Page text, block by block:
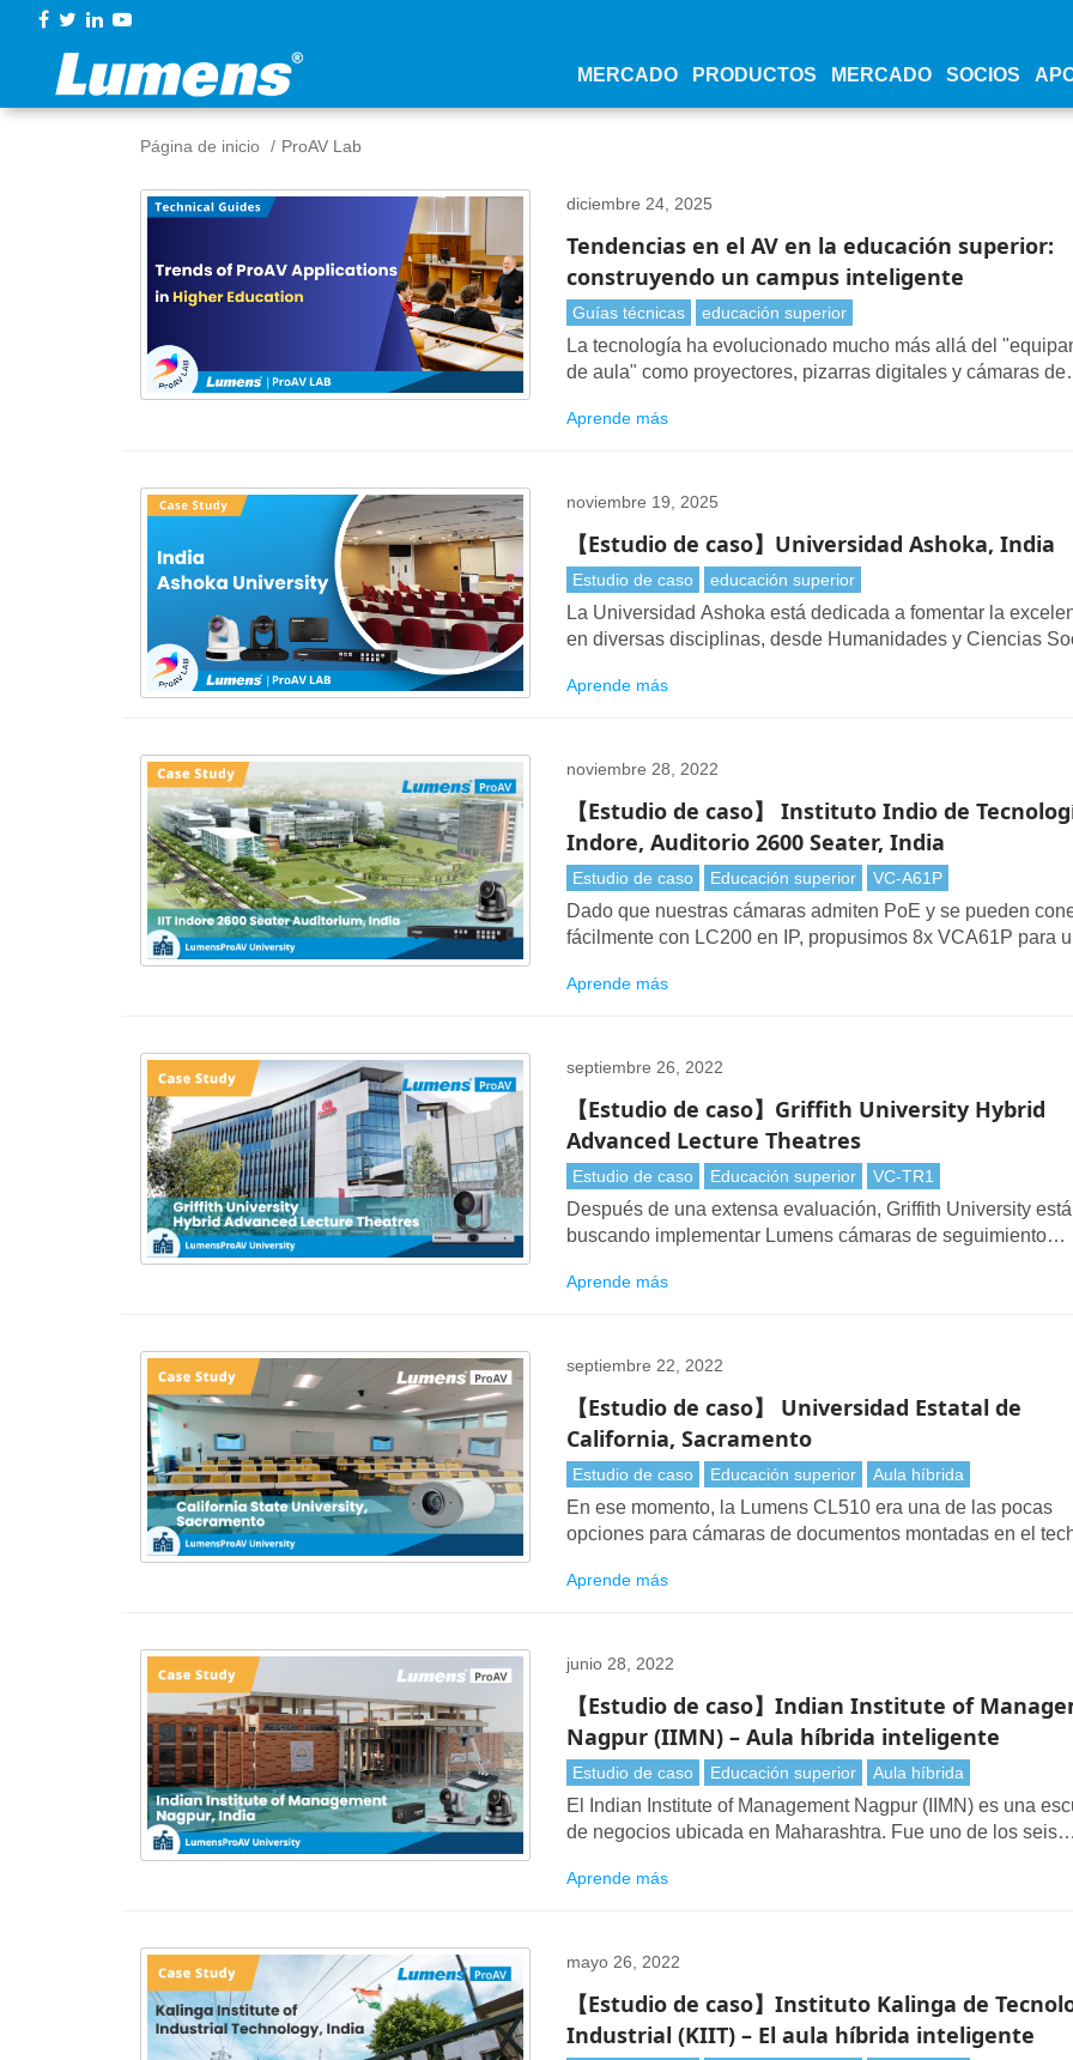
MERCADO PRODUCTOS MERCADO SOCIOS
Página de inicio ProAV Lab
diciembre 24, 2025
Tendencias en el AV en la educación superior:
construyendo un campus inteligente
Guías técnicas educación superior
La tecnología ha evolucionado mucho más allá del
de aula" como proyectores, pizarras digitales y cámaras de
que conecta el campus, el profesorado, los estudiantes y el
Aprende más
noviembre 19, 2025
【Estudio de caso】Universidad Ashoka, India
Estudio de caso educación superior
La Universidad Ashoka está dedicada a fomentar la
en diversas disciplinas, desde Humanidades y Ciencias
Delhi, el campus atiende a miles de estudiantes en una
Aprende más
noviembre 28, 2022
【Estudio de caso】 Instituto Indio de
Indore, Auditorio 2600 Seater, India
Estudio de caso Educación superior VC-A61P
Dado que nuestras cámaras admiten PoE y se pueden
fácilmente con LC200 en IP, propusimos 8x VCA61P para
desafío, ya que todos los productos Lumens estaban
Aprende más
septiembre 26, 2022
【Estudio de caso】Griffith University Hybrid
Advanced Lecture Theatres
Estudio de caso Educación superior VC-TR1
Después de una extensa evaluación, Griffith University está
buscando implementar Lumens cámaras de seguimiento
híbrido.
Aprende más
septiembre 22, 2022
【Estudio de caso】 Universidad Estatal de
California, Sacramento
Estudio de caso Educación superior Aula híbrida
En ese momento, la Lumens CL510 era una de las pocas
opciones para cámaras de documentos montadas en el
nuestro nuevo edificio de ciencias. La instalación fue rápida
Aprende más
junio 28, 2022
【Estudio de caso】Indian Institute of
Nagpur (IIMN) – Aula híbrida inteligente
Estudio de caso Educación superior Aula híbrida
El Indian Institute of Management Nagpur (IIMN) es una
de negocios ubicada en Maharashtra. Fue uno de los seis
Gobierno de la India en 2015.
Aprende más
mayo 26, 2022
【Estudio de caso】Instituto Kalinga de
Industrial (KIIT) – El aula híbrida inteligente